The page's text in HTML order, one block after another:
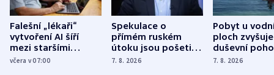
Falešní „lékaři“
vytvoření AI šíří
mezi staršími
Poláky nebezpečné
včera v 07:00
Spekulace o
přímém ruském
útoku jsou pošetilé,
míní estonský
7. 8. 2026
Pobyt u
ploch zvyšuje
duševní
ukázala
7. 8. 2026